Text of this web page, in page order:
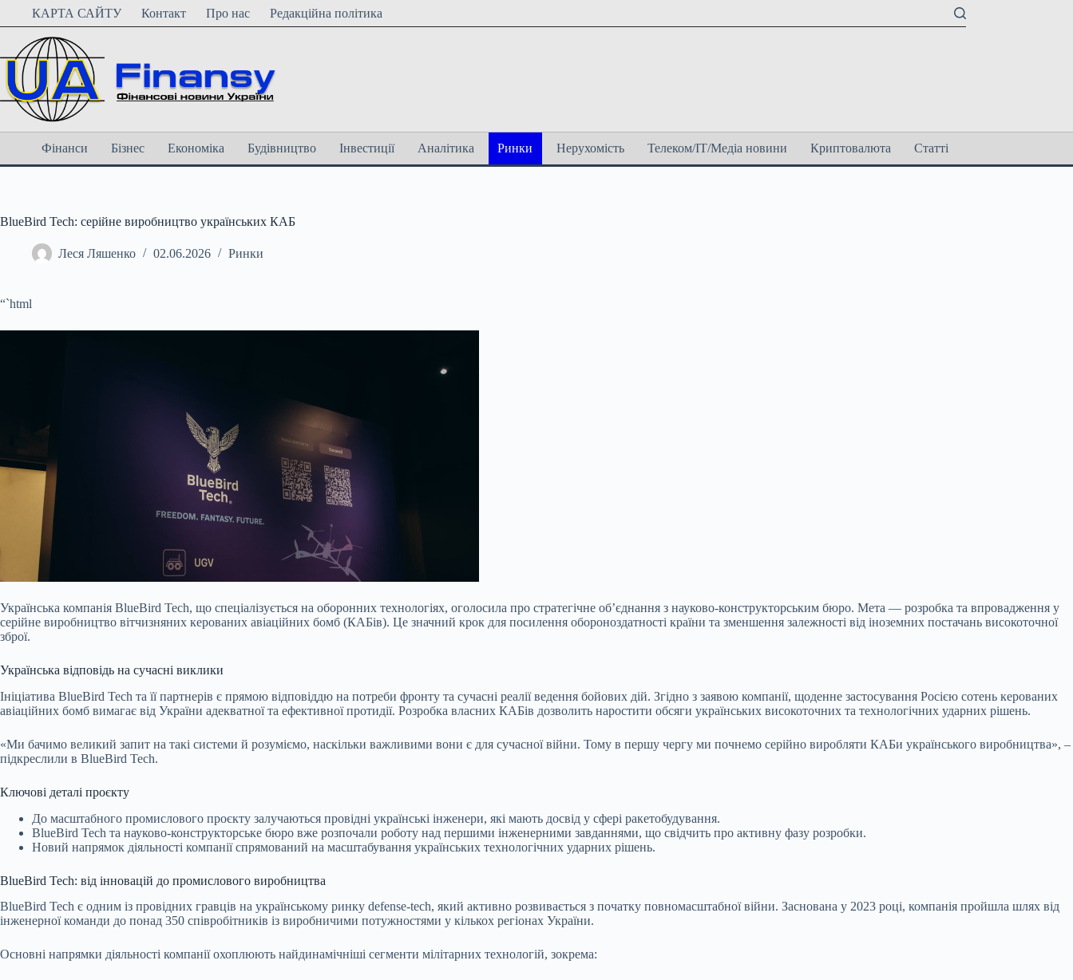
ПерейтиКАРТА САЙТУ Контакт Про нас Редакційна політика
Фінанси Бізнес Економіка Будівництво Інвестиції Аналітика Ринки Нерухомість Телеком/ІТ/Медіа новини Криптовалюта Статті
BlueBird Tech: серійне виробництво українських КАБ
Леся Ляшенко 02.06.2026 Ринки
“`html
Українська компанія BlueBird Tech, що спеціалізується на оборонних технологіях, оголосила про стратегічне об’єднання з науково-конструкторським бюро. Мета — розробка та впровадження у
серійне виробництво вітчизняних керованих авіаційних бомб (КАБів). Це значний крок для посилення обороноздатності країни та зменшення залежності від іноземних постачань високоточної
зброї.
Українська відповідь на сучасні виклики
Ініціатива BlueBird Tech та її партнерів є прямою відповіддю на потреби фронту та сучасні реалії ведення бойових дій. Згідно з заявою компанії, щоденне застосування Росією сотень керованих
авіаційних бомб вимагає від України адекватної та ефективної протидії. Розробка власних КАБів дозволить наростити обсяги українських високоточних та технологічних ударних рішень.
«Ми бачимо великий запит на такі системи й розуміємо, наскільки важливими вони є для сучасної війни. Тому в першу чергу ми почнемо серійно виробляти КАБи українського виробництва», –
підкреслили в BlueBird Tech.
Ключові деталі проєкту
До масштабного промислового проєкту залучаються провідні українські інженери, які мають досвід у сфері ракетобудування.
BlueBird Tech та науково-конструкторське бюро вже розпочали роботу над першими інженерними завданнями, що свідчить про активну фазу розробки.
Новий напрямок діяльності компанії спрямований на масштабування українських технологічних ударних рішень.
BlueBird Tech: від інновацій до промислового виробництва
BlueBird Tech є одним із провідних гравців на українському ринку defense-tech, який активно розвивається з початку повномасштабної війни. Заснована у 2023 році, компанія пройшла шлях від
інженерної команди до понад 350 співробітників із виробничими потужностями у кількох регіонах України.
Основні напрямки діяльності компанії охоплюють найдинамічніші сегменти мілітарних технологій, зокрема: